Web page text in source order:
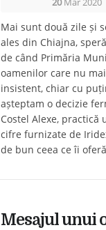
Mai sunt două zile și
ales din Chiajna,
de când Primăria
oamenilor care nu
insistent, chiar cu
așteptam o decizie
Costel Alexe,
cifre furnizate de
de bun ceea ce îi
Mesajul unui